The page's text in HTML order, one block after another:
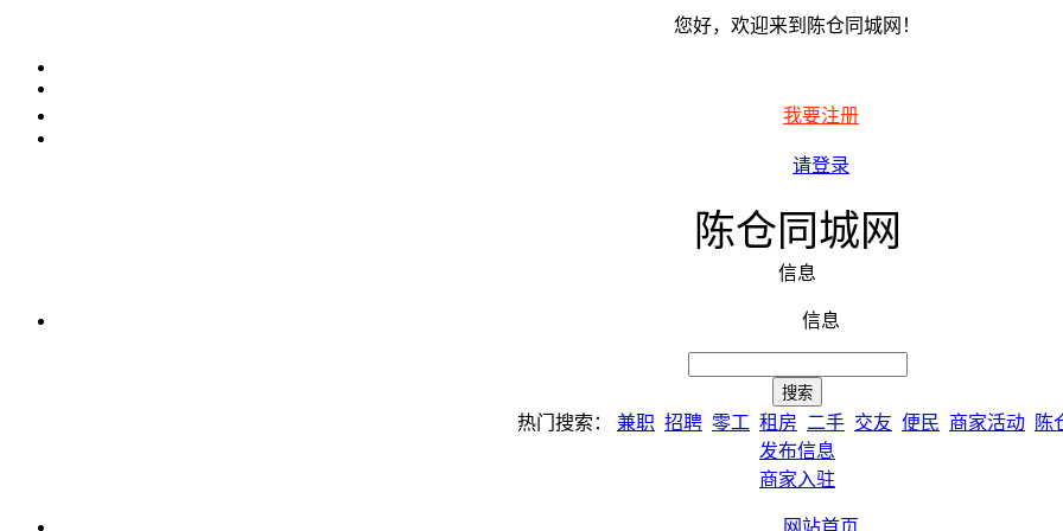
您好，欢迎来到陈仓同城网！
我要注册
请登录
陈仓同城网
信息
信息
热门搜索： 兼职 招聘 零工 租房 二手 交友 便民 商家活动
陈
发布信息
商家入驻
网站首页